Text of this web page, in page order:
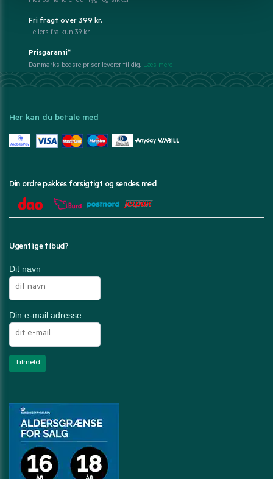
Fri fragt over 399 kr.
- ellers fra kun 39 kr.
Prisgaranti*
Danmarks bedste priser leveret til dig. Læs mere
Her kan du betale med
Din ordre pakkes forsigtigt og sendes med
Ugentlige tilbud?
Dit navn
Din e-mail adresse